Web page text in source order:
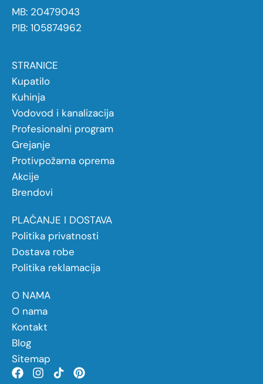
MB: 20479043
PIB: 105874962
STRANICE
Kupatilo
Kuhinja
Vodovod i kanalizacija
Profesionalni program
Grejanje
Protivpožarna oprema
Akcije
Brendovi
PLAĆANJE I DOSTAVA
Politika privatnosti
Dostava robe
Politika reklamacija
O NAMA
O nama
Kontakt
Blog
Sitemap